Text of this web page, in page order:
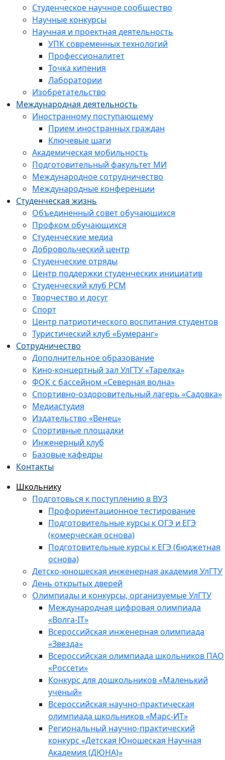
Студенческое научное сообщество
Научные конкурсы
Научная и проектная деятельность
УПК современных технологий
Профессионалитет
Точка кипения
Лаборатории
Изобретательство
Международная деятельность
Иностранному поступающему
Прием иностранных граждан
Ключевые шаги
Академическая мобильность
Подготовительный факультет МИ
Международное сотрудничество
Международные конференции
Студенческая жизнь
Объединенный совет обучающихся
Профком обучающихся
Студенческие медиа
Добровольческий центр
Студенческие отряды
Центр поддержки студенческих инициатив
Студенческий клуб РСМ
Творчество и досуг
Спорт
Центр патриотического воспитания студентов
Туристический клуб «Бумеранг»
Сотрудничество
Дополнительное образование
Кино-концертный зал УлГТУ «Тарелка»
ФОК с бассейном «Северная волна»
Спортивно-оздоровительный лагерь «Садовка»
Медиастудия
Издательство «Венец»
Спортивные площадки
Инженерный клуб
Базовые кафедры
Контакты
Школьнику
Подготовься к поступлению в ВУЗ
Профориентационное тестирование
Подготовительные курсы к ОГЭ и ЕГЭ
(комерческая основа)
Подготовительные курсы к ЕГЭ (бюджетная
основа)
Детско-юношеская инженерная академия УлГТУ
День открытых дверей
Олимпиады и конкурсы, организуемые УлГТУ
Международная цифровая олимпиада
«Волга-IT»
Всероссийская инженерная олимпиада
«Звезда»
Всероссийская олимпиада школьников ПАО
«Россети»
Конкурс для дошкольников «Маленький
ученый»
Всероссийская научно-практическая
олимпиада школьников «Марс-ИТ»
Региональный научно-практический
конкурс «Детская Юношеская Научная
Академия (ДЮНА)»